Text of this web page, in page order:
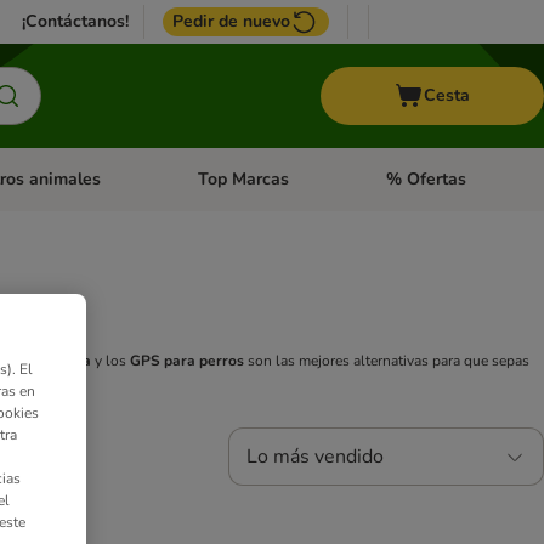
¡Contáctanos! Pedir de nuevo
Cesta
Roedores y +
de categoria abierto: Pájaros
animales Menú de categoria abierto: Otros animales
Top Marcas Menú de categoria
% Ofertas
de vigilancia y los GPS para perros son las mejores alternativas para que sepas
Lo más vendido
El
en